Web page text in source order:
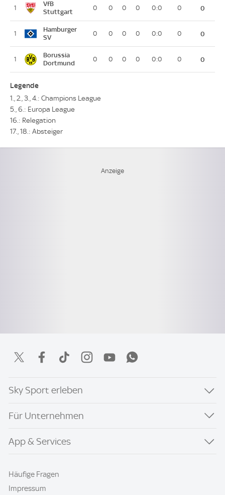
1
VfB
Stuttgart
0 0 0 0 0:0 0 0
1
Hamburger
SV
0 0 0 0 0:0 0 0
1
Borussia
Dortmund
0 0 0 0 0:0 0 0
Legende
1., 2., 3., 4.: Champions League
5., 6.: Europa League
16.: Relegation
17., 18.: Absteiger
Sky Sport erleben
Für Unternehmen
App & Services
Häufige Fragen
Impressum